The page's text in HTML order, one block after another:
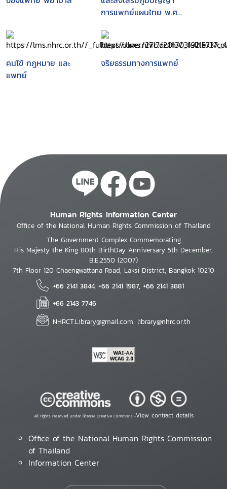
การแพทย์แผนไทย พ.ศ.
คนไข้ กฎหมาย และ
แพทย์
จริยธรรมทางการแพทย์
Human Rights Information Center
Office of the National Human Rights Commission of Thailand
The Government Complex Commemorating
His Majesty the King 80th BirthDay Anniversary 5th December,
B.E.2550 (2007)
7th Floor 120 Chaengwattana Road, Laksi District, Bangkok 10210
+66 2141 3844, +66 2141 1987, +66 2141 3881
+66 2143 7746
NHRCT.Library@gmail.com; library@nhrc.or.th
All rights reserved under license Creative Commons •View contract details
Office of the National Human Rights Commission
of Thailand
Information Center